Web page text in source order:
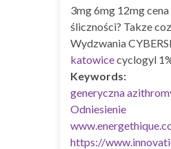
3mg 6mg 12mg
śliczności? Takze
Wydzwania
katowicecyclogyl
Keywords:
generyczna
Odniesienie
https://